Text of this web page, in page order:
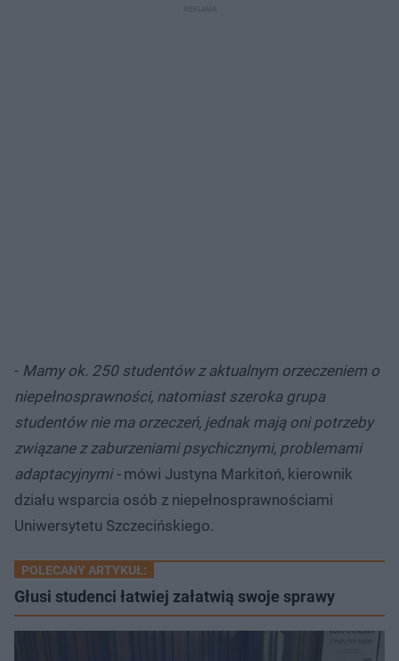
- Mamy ok. 250 studentów z aktualnym orzeczeniem o
niepełnosprawności, natomiast szeroka grupa
studentów nie ma orzeczeń, jednak mają oni potrzeby
związane z zaburzeniami psychicznymi, problemami
adaptacyjnymi - mówi Justyna Markitoń, kierownik
działu wsparcia osób z niepełnosprawnościami
Uniwersytetu Szczecińskiego.
POLECANY ARTYKUŁ:
Głusi studenci łatwiej załatwią swoje sprawy